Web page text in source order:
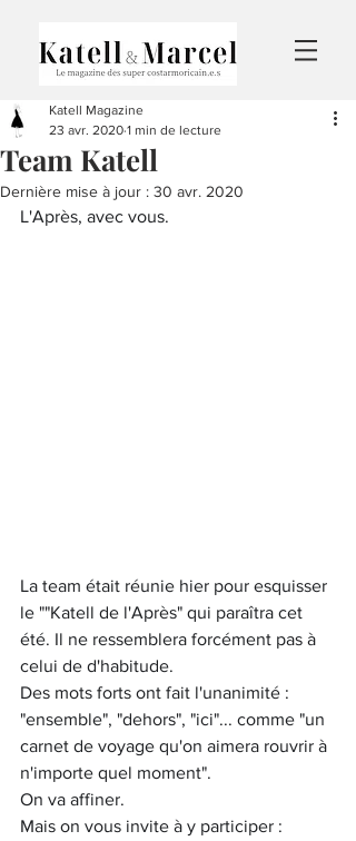
Team Katell
Katell Magazine
23 avr. 2020 1 min de lecture
Dernière mise à jour : 30 avr. 2020
L'Après, avec vous.
La team était réunie hier pour esquisser
le ""Katell de l'Après" qui paraîtra cet
été. Il ne ressemblera forcément pas à
celui de d'habitude.
Des mots forts ont fait l'unanimité :
"ensemble", "dehors", "ici"... comme "un
carnet de voyage qu'on aimera rouvrir à
n'importe quel moment".
On va affiner.
Mais on vous invite à y participer :